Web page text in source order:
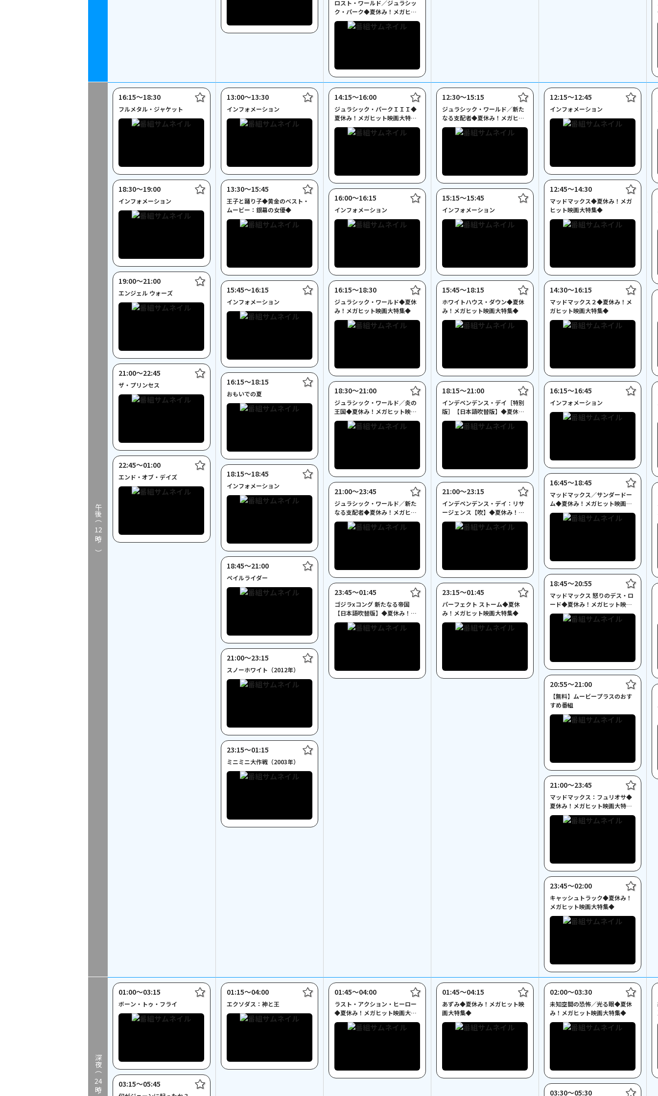
午後（
12
時～）
深夜（
24
ロスト・ワールド／ジュラシッ
ク・パーク◆夏休み！メガヒッ
ト映画大特集◆
16:15〜18:30
フルメタル・ジャケット
18:30〜19:00
インフォメーション
19:00〜21:00
エンジェル ウォーズ
21:00〜22:45
ザ・プリンセス
22:45〜01:00
エンド・オブ・デイズ
13:00〜13:30
インフォメーション
13:30〜15:45
王子と踊り子◆黄金のベスト・
ムービー：銀幕の女優◆
15:45〜16:15
インフォメーション
16:15〜18:15
おもいでの夏
18:15〜18:45
インフォメーション
18:45〜21:00
ペイルライダー
21:00〜23:15
スノーホワイト（2012年）
23:15〜01:15
ミニミニ大作戦（2003年）
14:15〜16:00
ジュラシック・パークＩＩＩ◆
夏休み！メガヒット映画大特集
◆
16:00〜16:15
インフォメーション
16:15〜18:30
ジュラシック・ワールド◆夏休
み！メガヒット映画大特集◆
18:30〜21:00
ジュラシック・ワールド／炎の
王国◆夏休み！メガヒット映画
大特集◆
21:00〜23:45
ジュラシック・ワールド／新た
なる支配者◆夏休み！メガヒッ
ト映画大特集◆
23:45〜01:45
ゴジラxコング 新たなる帝国
【日本語吹替版】◆夏休み！メ
ガヒット映画大特集◆
12:30〜15:15
ジュラシック・ワールド／新た
なる支配者◆夏休み！メガヒッ
ト映画大特集◆
15:15〜15:45
インフォメーション
15:45〜18:15
ホワイトハウス・ダウン◆夏休
み！メガヒット映画大特集◆
18:15〜21:00
インデペンデンス・デイ［特別
版］【日本語吹替版】◆夏休
み！メガヒット映画大特集◆
21:00〜23:15
インデペンデンス・デイ：リサ
ージェンス【吹】◆夏休み！メ
ガヒット映画大特集◆
23:15〜01:45
パーフェクト ストーム◆夏休
み！メガヒット映画大特集◆
12:15〜12:45
インフォメーション
12:45〜14:30
マッドマックス◆夏休み！メガ
ヒット映画大特集◆
14:30〜16:15
マッドマックス２◆夏休み！メ
ガヒット映画大特集◆
16:15〜16:45
インフォメーション
16:45〜18:45
マッドマックス／サンダードー
ム◆夏休み！メガヒット映画大
特集◆
18:45〜20:55
マッドマックス 怒りのデス・ロ
ード◆夏休み！メガヒット映画
大特集◆
20:55〜21:00
【無料】ムービープラスのおす
すめ番組
21:00〜23:45
マッドマックス：フュリオサ◆
夏休み！メガヒット映画大特集
◆
23:45〜02:00
キャッシュトラック◆夏休み！
メガヒット映画大特集◆
01:00〜03:15
ボーン・トゥ・フライ
03:15〜05:45
01:15〜04:00
エクソダス：神と王
01:45〜04:00
ラスト・アクション・ヒーロー
◆夏休み！メガヒット映画大特
集◆
01:45〜04:15
あずみ◆夏休み！メガヒット映
画大特集◆
02:00〜03:30
未知空間の恐怖／光る眼◆夏休
み！メガヒット映画大特集◆
03:30〜05:30